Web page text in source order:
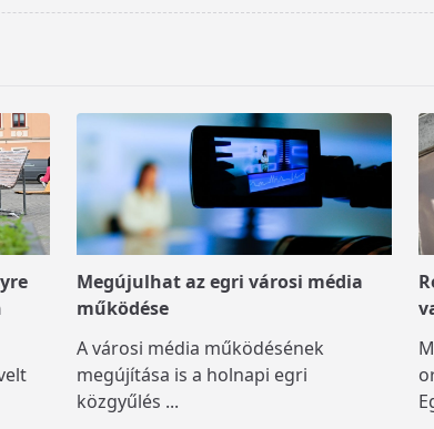
Megújulhat az egri városi média
működése
A városi média működésének
megújítása is a holnapi egri
közgyűlés ...